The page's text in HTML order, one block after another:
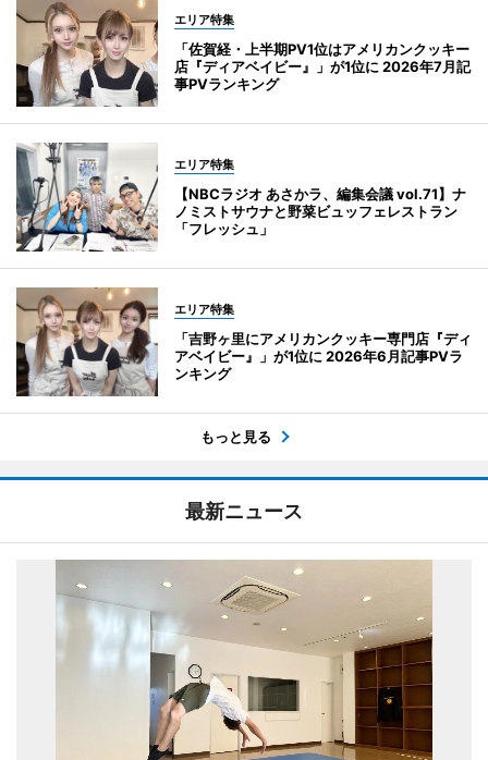
エリア特集
「佐賀経・上半期PV1位はアメリカンクッキー
店『ディアベイビー』」が1位に 2026年7月記
事PVランキング
エリア特集
【NBCラジオ あさかラ、編集会議 vol.71】ナ
ノミストサウナと野菜ビュッフェレストラン
「フレッシュ」
エリア特集
「吉野ヶ里にアメリカンクッキー専門店『ディ
アベイビー』」が1位に 2026年6月記事PVラ
ンキング
もっと見る
最新ニュース